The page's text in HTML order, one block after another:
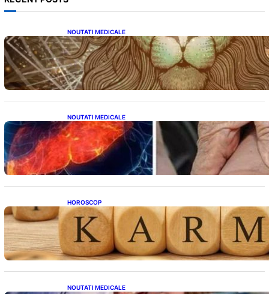
NOUTATI MEDICALE
Energia Portalului 8:8:8: O Fereastră
Cosmică pentru Transformări în Viața Ta
NOUTATI MEDICALE
Ficatul Gras: Semnalul Ușor Ignorat de la
Picioare și Importanța Diagnosticării Timpurii
HOROSCOP
Eclipsa și Karma: Impactul Emoțional Asupra
Zodiilor Leu și Vărsător
NOUTATI MEDICALE